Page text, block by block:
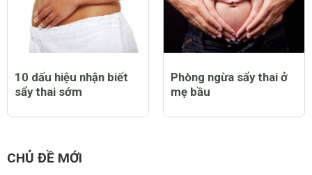
10 dấu hiệu nhận biết
sẩy thai sớm
Phòng ngừa sẩy thai ở
mẹ bầu
CHỦ ĐỀ MỚI